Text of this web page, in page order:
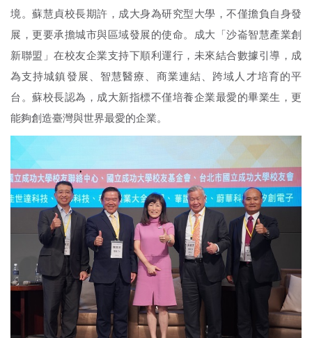
境。蘇慧貞校長期許，成大身為研究型大學，不僅擔負自身發
展，更要承擔城市與區域發展的使命。成大「沙崙智慧產業創
新聯盟」在校友企業支持下順利運行，未來結合數據引導，成
為支持城鎮發展、智慧醫療、商業連結、跨域人才培育的平
台。蘇校長認為，成大新指標不僅培養企業最愛的畢業生，更
能夠創造臺灣與世界最愛的企業。